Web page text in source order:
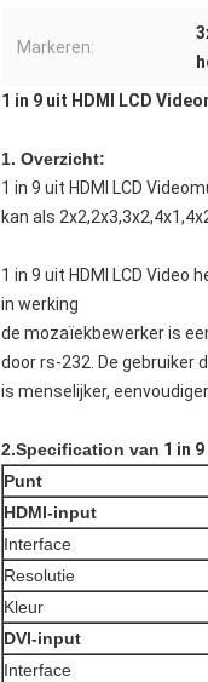
Markeren:
1 in 9 uit HDMI LCD
1. Overzicht:
1 in 9 uit HDMI LCD
kan als
1 in 9 uit HDMI LCD
in werking
de mozaïekbewerker is
door rs-232. De gebruiker
is menselijker,
2.Specification van 1 in
Punt
HDMI-input
Interface
Resolutie
Kleur
DVI-input
Interface